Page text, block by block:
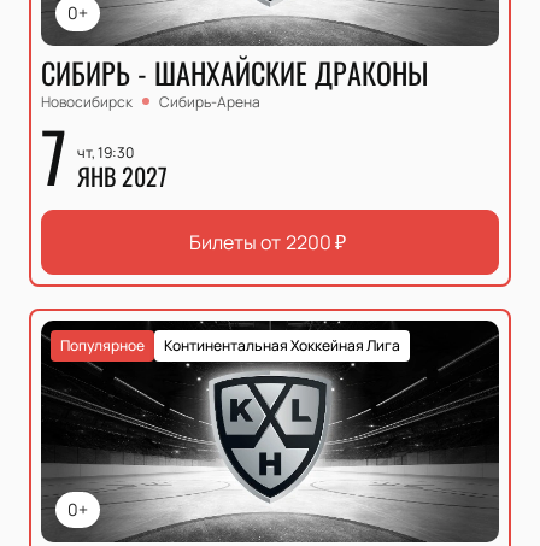
0+
СИБИРЬ - ШАНХАЙСКИЕ ДРАКОНЫ
Новосибирск Сибирь-Арена
7 чт, 19:30
ЯНВ 2027
Билеты от2200₽
0+
Континентальная Хоккейная Лига
Популярное